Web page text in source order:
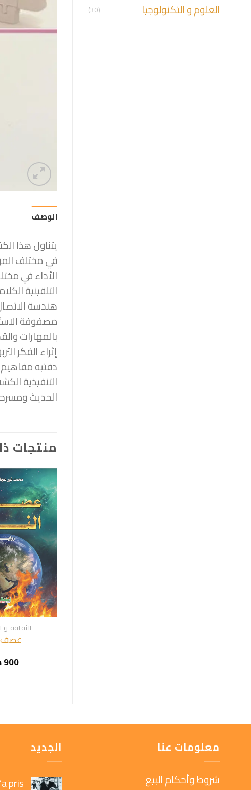
العلوم و التكنولوجيا (30)
الوصف
يتناول هذا
في مختلف
الأداء في
التلقينية
هندسة
مصفوفة
بالمهارات
إثراء الفكر
دفتيه مفاهيم
التنفيذية
الحديث
منتجات
الثقافة
عصف
900
معلومات عنا
شروط وأحكام البيع
الجديد
pris